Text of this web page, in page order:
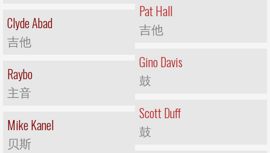
Clyde Abad
吉他
Raybo
主音
Mike Kanel
贝斯
Pat Hall
吉他
Gino Davis
鼓
Scott Duff
鼓